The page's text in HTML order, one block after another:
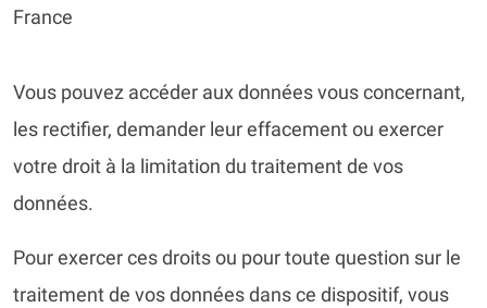
France
Vous pouvez accéder aux données vous concernant,
les rectifier, demander leur effacement ou exercer
votre droit à la limitation du traitement de vos
données.
Pour exercer ces droits ou pour toute question sur le
traitement de vos données dans ce dispositif, vous